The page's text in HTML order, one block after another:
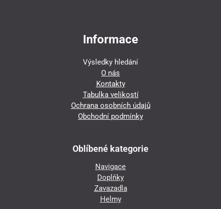
Informace
Výsledky hledání
O nás
Kontakty
Tabulka velikostí
Ochrana osobních údajů
Obchodní podmínky
Oblíbené kategorie
Navigace
Doplňky
Zavazadla
Helmy